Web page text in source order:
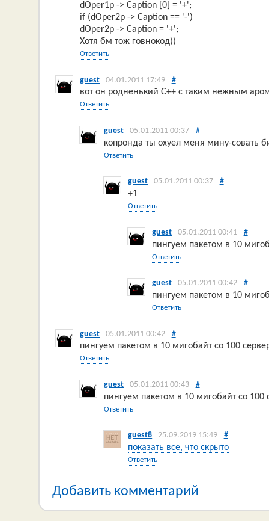
dOper1p -> Caption [0] = '+';
if (dOper2p -> Caption == '-')
dOper2p -> Caption = '+';
Хотя бм тож говнокод))
Ответить
guest 04.01.2011 17:49 #
вот он родненький C++ с таким нежным
Ответить
guest 05.01.2011 00:37 #
копронда ты охуел меня мину-совать
Ответить
guest 05.01.2011 00:37 #
+1
Ответить
guest 05.01.2011 00:41 #
пингуем пакетом в 10
Ответить
guest 05.01.2011 00:42 #
пингуем пакетом в 10
Ответить
guest 05.01.2011 00:42 #
пингуем пакетом в 10 мигобайт со 100
Ответить
guest 05.01.2011 00:43 #
пингуем пакетом в 10 мигобайт со 100
Ответить
guest8 25.09.2019 15:49 #
показать все, что скрыто
Ответить
Добавить комментарий